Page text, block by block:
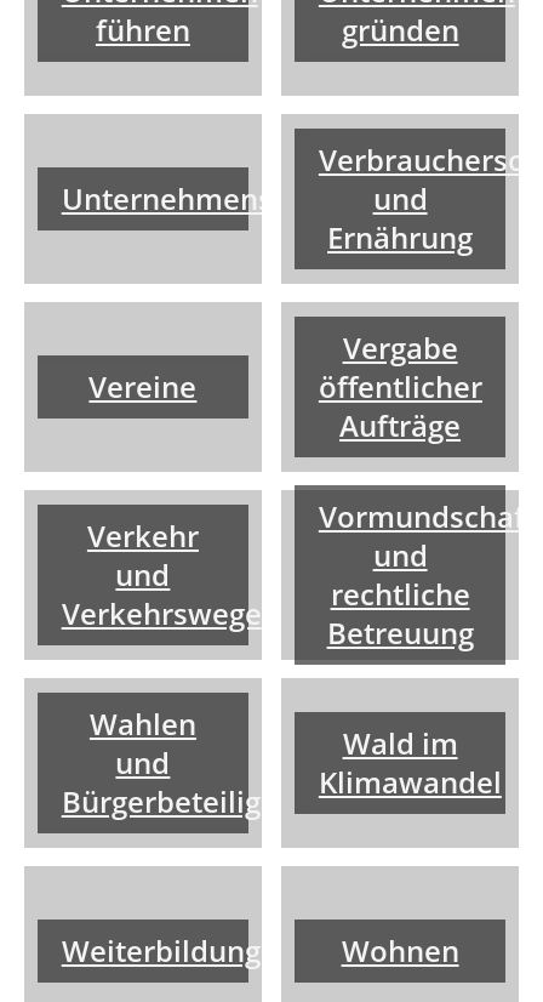
führen
gründen
Unternehmensnachfolge
und
Ernährung
Vereine
Vergabe
öffentlicher
Aufträge
Verkehr
und
Verkehrswege
Vormundschaft
und
rechtliche
Betreuung
Wahlen
und
Bürgerbeteiligung
Wald im
Klimawandel
Weiterbildung Wohnen